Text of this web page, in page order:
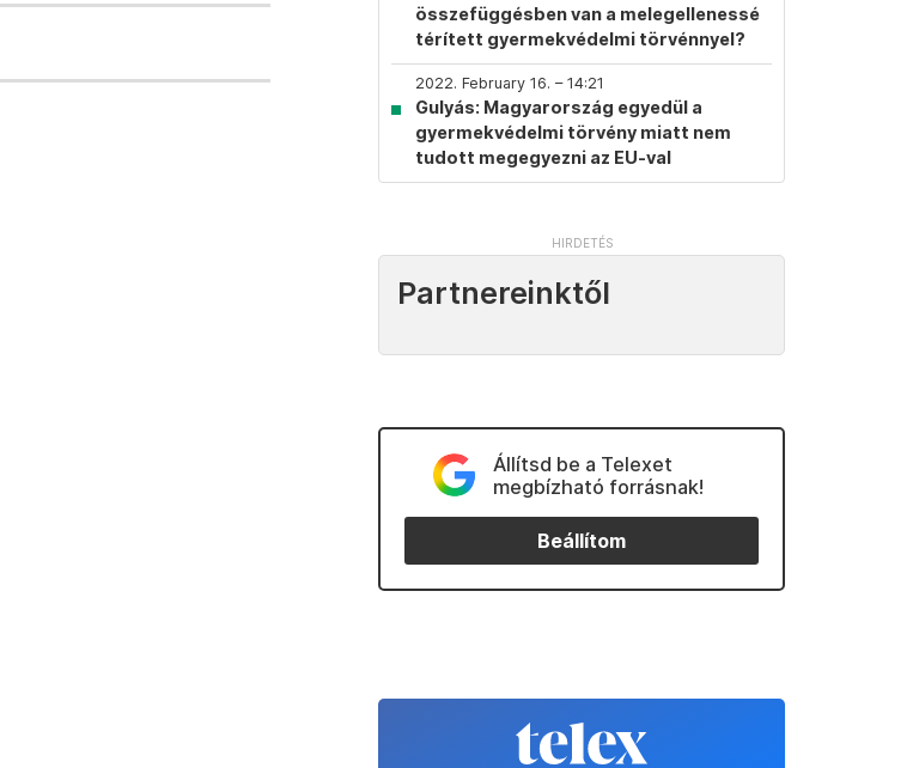
összefüggésben van a melegellenessé
térített gyermekvédelmi törvénnyel?
2022. February 16. – 14:21
Gulyás: Magyarország egyedül a
gyermekvédelmi törvény miatt nem
tudott megegyezni az EU-val
Partnereinktől
Állítsd be a Telexet
megbízható forrásnak!
Beállítom